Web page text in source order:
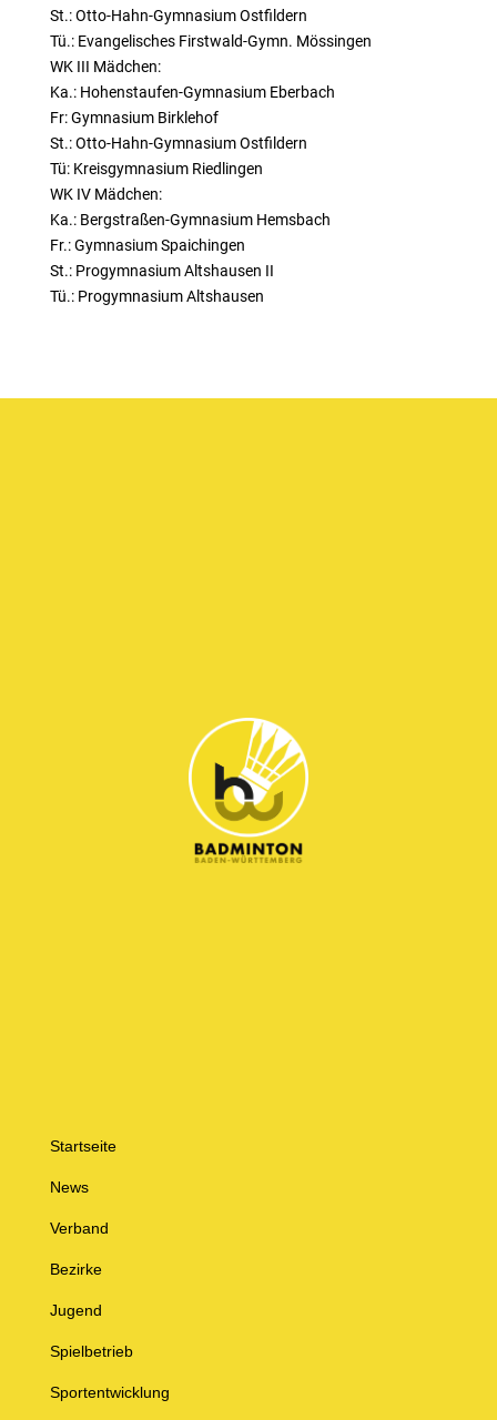
St.: Otto-Hahn-Gymnasium Ostfildern
Tü.: Evangelisches Firstwald-Gymn. Mössingen
WK III Mädchen:
Ka.: Hohenstaufen-Gymnasium Eberbach
Fr: Gymnasium Birklehof
St.: Otto-Hahn-Gymnasium Ostfildern
Tü: Kreisgymnasium Riedlingen
WK IV Mädchen:
Ka.: Bergstraßen-Gymnasium Hemsbach
Fr.: Gymnasium Spaichingen
St.: Progymnasium Altshausen II
Tü.: Progymnasium Altshausen
Startseite
News
Verband
Bezirke
Jugend
Spielbetrieb
Sportentwicklung